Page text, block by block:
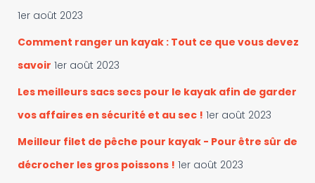
1er août 2023
Comment ranger un kayak : Tout ce que vous devez
savoir 1er août 2023
Les meilleurs sacs secs pour le kayak afin de garder
vos affaires en sécurité et au sec ! 1er août 2023
Meilleur filet de pêche pour kayak - Pour être sûr de
décrocher les gros poissons ! 1er août 2023